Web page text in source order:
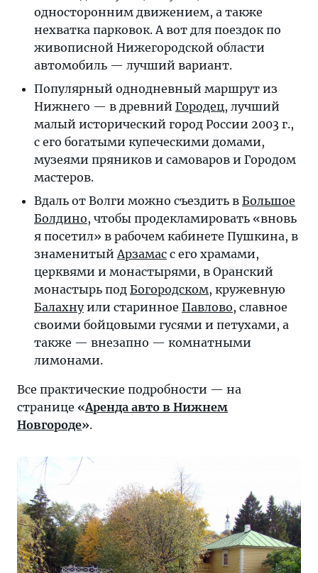
односторонним движением, а также
нехватка парковок. А вот для поездок по
живописной Нижегородской области
автомобиль — лучший вариант.
Популярный однодневный маршрут из
Нижнего — в древний Городец, лучший
малый исторический город России 2003 г.,
с его богатыми купеческими домами,
музеями пряников и самоваров и Городом
мастеров.
Вдаль от Волги можно съездить в Большое
Болдино, чтобы продекламировать «вновь
я посетил» в рабочем кабинете Пушкина, в
знаменитый Арзамас с его храмами,
церквями и монастырями, в Оранский
монастырь под Богородском, кружевную
Балахнуили старинное Павлово, славное
своими бойцовыми гусями и петухами, а
также — внезапно — комнатными
лимонами.
Все практические подробности — на
странице «Аренда авто в Нижнем
Новгороде».